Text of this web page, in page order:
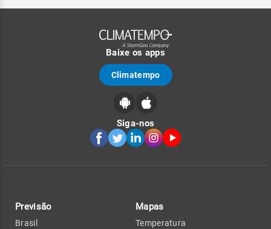
Baixe os apps
Climatempo
Siga-nos
Previsão
Brasil
Mapas
Temperatura